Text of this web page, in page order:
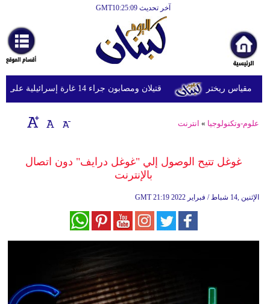
آخر تحديث GMT10:25:09
أخبارعاجلة
رياضة
ثقافة
إقتصاد
وموسيقى
قتيلان ومصابون جراء 14 غارة إسرائيلية على شرق وجنوب لبنان
علوم-وتكنولوجيا » انترنت
غوغل تتيح الوصول إلي "غوغل درايف" دون اتصال
بالإنترنت
GMT 21:19 2022 الإثنين ,14 شباط / فبراير